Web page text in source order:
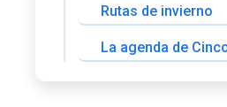
Rutas de invierno
La agenda de